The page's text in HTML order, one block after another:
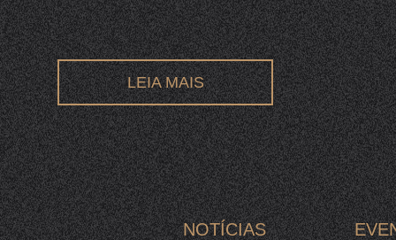
LEIA MAIS
NOTÍCIAS